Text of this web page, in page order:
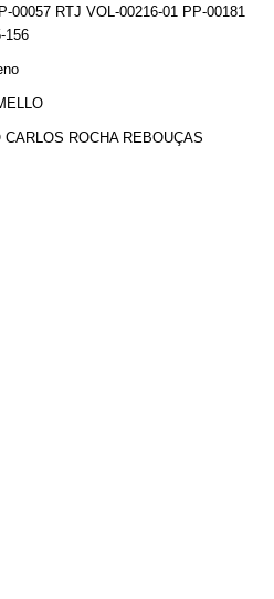
00057 RTJ VOL-00216-01 PP-00181
156
ROCHA REBOUÇAS